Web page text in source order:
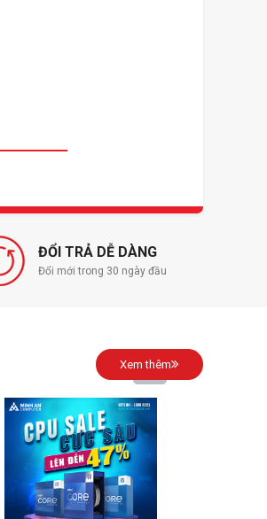
ĐỔI TRẢ DỄ DÀNG
Đổi mới trong 30 ngày đầu
Xem thêm